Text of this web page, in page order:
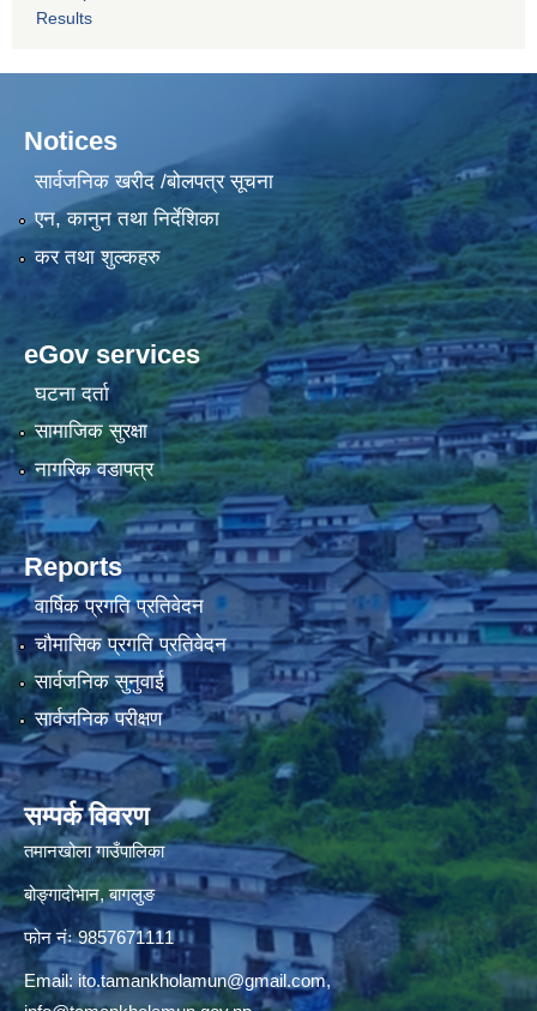
Results
Notices
सार्वजनिक खरीद /बोलपत्र सूचना
एन, कानुन तथा निर्देशिका
कर तथा शुल्कहरु
eGov services
घटना दर्ता
सामाजिक सुरक्षा
नागरिक वडापत्र
Reports
वार्षिक प्रगति प्रतिवेदन
चौमासिक प्रगति प्रतिवेदन
सार्वजनिक सुनुवाई
सार्वजनिक परीक्षण
सम्पर्क विवरण
तमानखोला गाउँपालिका
बोङ्गादोभान, बागलुङ
फोन नंः 9857671111
Email: ito.tamankholamun@gmail.com,